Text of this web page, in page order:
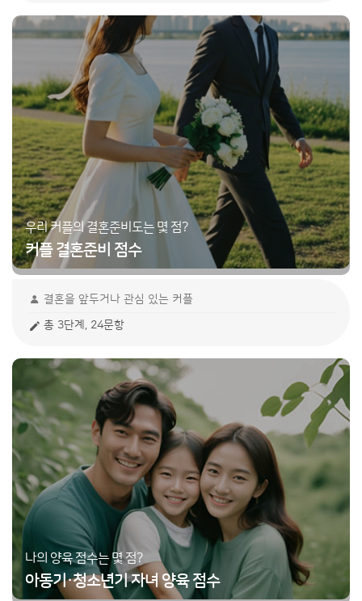
우리 커플의 결혼준비도는 몇 점?
커플 결혼준비 점수
결혼을 앞두거나 관심 있는 커플
총 3단계, 24문항
나의 양육 점수는 몇 점?
아동기·청소년기 자녀 양육 점수